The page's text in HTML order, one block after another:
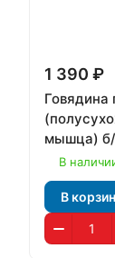
1 390 ₽
Говядина
мышца) б/
Плюс"
В
В